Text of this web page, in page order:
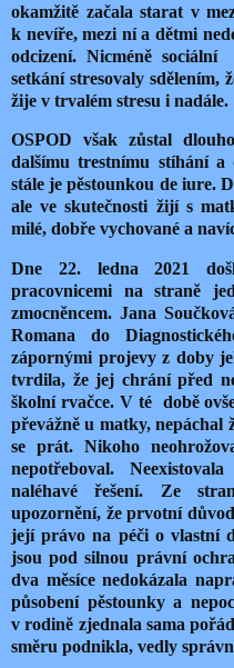
okamžitě začala starat v
k nevíře, mezi ní a dětmi
odcizení. Nicméně sociální
setkání stresovaly
žije v trvalém stresu i nadále.
OSPOD však zůstal
dalšímu trestnímu stíhání
stále je pěstounkou de iure.
ale ve skutečnosti žijí s
milé, dobře vychované a
Dne 22. ledna 2021
pracovnicemi na straně
zmocněncem. Jana
Romana do
zápornými projevy z doby
tvrdila, že jej chrání před
školní rvačce. V té době
převážně u matky, nepáchal
se prát. Nikoho
nepotřeboval.
naléhavé řešení. Ze
upozornění, že prvotní
její právo na péči o vlastní
jsou pod silnou právní
dva měsíce nedokázala
působení pěstounky a
v rodině zjednala sama
směru podnikla, vedly